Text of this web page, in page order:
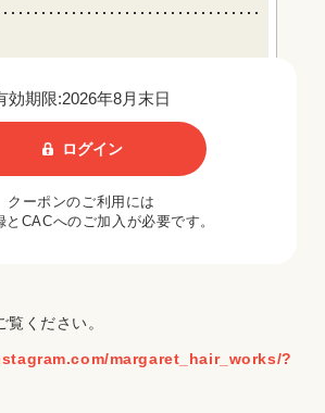
効期限:2026年8月末日
ログイン
クーポンのご利用には
とCACへのご加入が必要です。
ください。
margaret_hair_works/?